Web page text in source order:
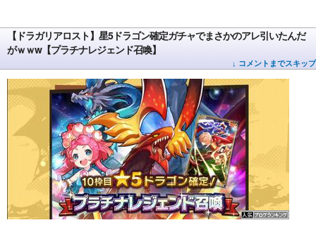
【ドラガリアロスト】星5ドラゴン確定ガチャでまさかのアレ引いたんだ
がｗｗw【プラチナレジェンド召喚】
↓ コメントまでスキップ